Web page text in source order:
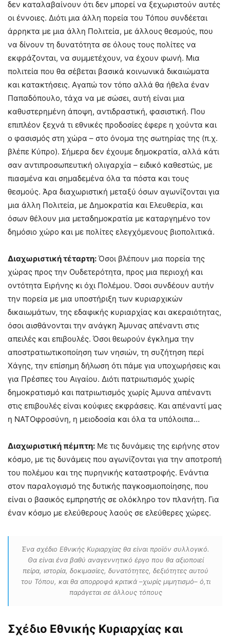
δεν καταλαβαίνουν ότι δεν μπορεί να ξεχωριστούν αυτές
οι έννοιες. Διότι μια άλλη πορεία του Τόπου συνδέεται
άρρηκτα με μια άλλη Πολιτεία, με άλλους θεσμούς, που
να δίνουν τη δυνατότητα σε όλους τους πολίτες να
εκφράζονται, να συμμετέχουν, να έχουν φωνή. Μια
πολιτεία που θα σέβεται βασικά κοινωνικά δικαιώματα
και κατακτήσεις. Αγαπώ τον τόπο αλλά θα ήθελα έναν
Παπαδόπουλο, τάχα να με σώσει, αυτή είναι μια
καθυστερημένη άποψη, αντιδραστική, φασιστική. Που
επιπλέον ξεχνά τι εθνικές προδοσίες έφερε η χούντα και
ο φασισμός στη χώρα – στο όνομα της σωτηρίας της (π.χ.
βλέπε Κύπρο). Σήμερα δεν έχουμε δημοκρατία, αλλά κάτι
σαν αντιπροσωπευτική ολιγαρχία – ειδικό καθεστώς, με
πιασμένα και σημαδεμένα όλα τα πόστα και τους
θεσμούς. Άρα διαχωριστική μεταξύ όσων αγωνίζονται για
μια άλλη Πολιτεία, με Δημοκρατία και Ελευθερία, και
όσων θέλουν μια μεταδημοκρατία με καταργημένο τον
δημόσιο χώρο και με πολίτες ελεγχόμενους βιοπολιτικά.
Διαχωριστική τέταρτη: Όσοι βλέπουν μια πορεία της
χώρας προς την Ουδετερότητα, προς μια περιοχή και
οντότητα Ειρήνης κι όχι Πολέμου. Όσοι συνδέουν αυτήν
την πορεία με μια υποστήριξη των κυριαρχικών
δικαιωμάτων, της εδαφικής κυριαρχίας και ακεραιότητας,
όσοι αισθάνονται την ανάγκη Άμυνας απέναντι στις
απειλές και επιβουλές. Όσοι θεωρούν έγκλημα την
αποστρατιωτικοποίηση των νησιών, τη συζήτηση περί
Χάγης, την επίσημη δήλωση ότι πάμε για υποχωρήσεις και
για Πρέσπες του Αιγαίου. Διότι πατριωτισμός χωρίς
δημοκρατισμό και πατριωτισμός χωρίς Άμυνα απέναντι
στις επιβουλές είναι κούφιες εκφράσεις. Και απέναντί μας
η ΝΑΤΟφροσύνη, η μειοδοσία και όλα τα υπόλοιπα…
Διαχωριστική πέμπτη: Με τις δυνάμεις της ειρήνης στον
κόσμο, με τις δυνάμεις που αγωνίζονται για την αποτροπή
του πολέμου και της πυρηνικής καταστροφής. Ενάντια
στον παραλογισμό της δυτικής παγκοσμιοποίησης, που
είναι ο βασικός εμπρηστής σε ολόκληρο τον πλανήτη. Για
έναν κόσμο με ελεύθερους λαούς σε ελεύθερες χώρες.
Ένα σχέδιο Εθνικής Κυριαρχίας θα είναι προϊόν συλλογικό.
Θα είναι ένα βαθύ αναγεννητικό έργο που θα αξιοποιεί
πείρα, ιστορία, δοκιμασίες, δυνατότητες, δεξιότητες αυτού
του Τόπου, και θα απορροφά κριτικά –χωρίς μιμητισμό– ό,τι
παράγεται σε άλλους τόπους
Σχέδιο Εθνικής Κυριαρχίας και